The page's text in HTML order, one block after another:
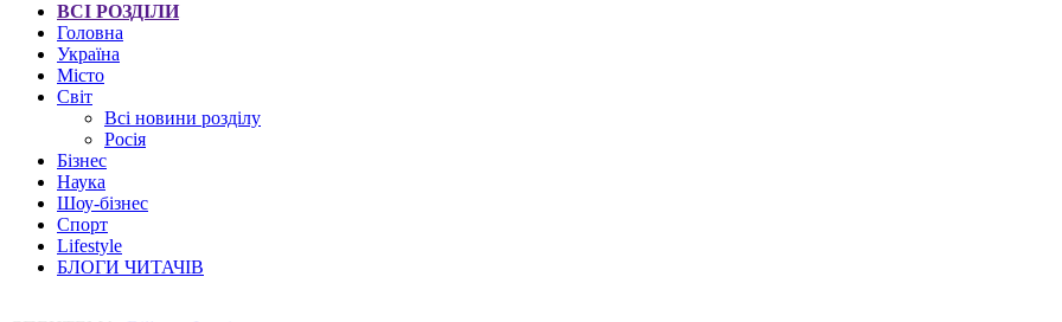
ВСІ РОЗДІЛИ
Головна
Україна
Місто
Світ
Всі новини розділу
Росія
Бізнес
Наука
Шоу-бізнес
Спорт
Lifestyle
БЛОГИ ЧИТАЧІВ